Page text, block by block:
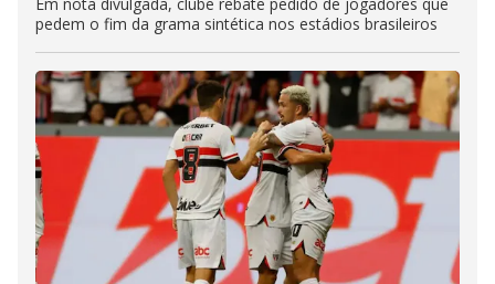
pedem o fim da grama sintética nos estádios brasileiros